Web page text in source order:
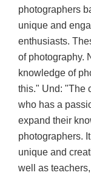
photographers
unique and
enthusiasts.
of photography.
knowledge of
this." Und: "The
who has a
expand their
photographers.
unique and
well as